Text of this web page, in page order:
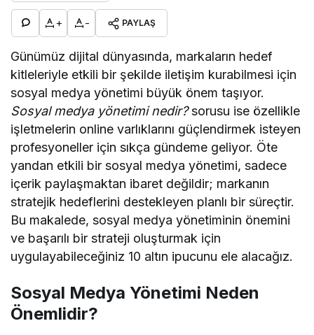
+ - PAYLAŞ
Günümüz dijital dünyasında, markaların hedef
kitleleriyle etkili bir şekilde iletişim kurabilmesi için
sosyal medya yönetimi büyük önem taşıyor.
Sosyal medya yönetimi nedir?sorusu ise özellikle
işletmelerin online varlıklarını güçlendirmek isteyen
profesyoneller için sıkça gündeme geliyor. Öte
yandan etkili bir sosyal medya yönetimi, sadece
içerik paylaşmaktan ibaret değildir; markanın
stratejik hedeflerini destekleyen planlı bir süreçtir.
Bu makalede, sosyal medya yönetiminin önemini
ve başarılı bir strateji oluşturmak için
uygulayabileceğiniz 10 altın ipucunu ele alacağız.
Sosyal Medya Yönetimi Neden
Önemlidir?